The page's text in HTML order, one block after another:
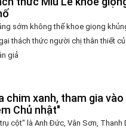
sớm không thể khoe giọng
thách thức người chị thân thiết
giả
chim xanh, tham gia
Chủ nhật"
cột" là Anh Đức, Vân Sơn, Thanh